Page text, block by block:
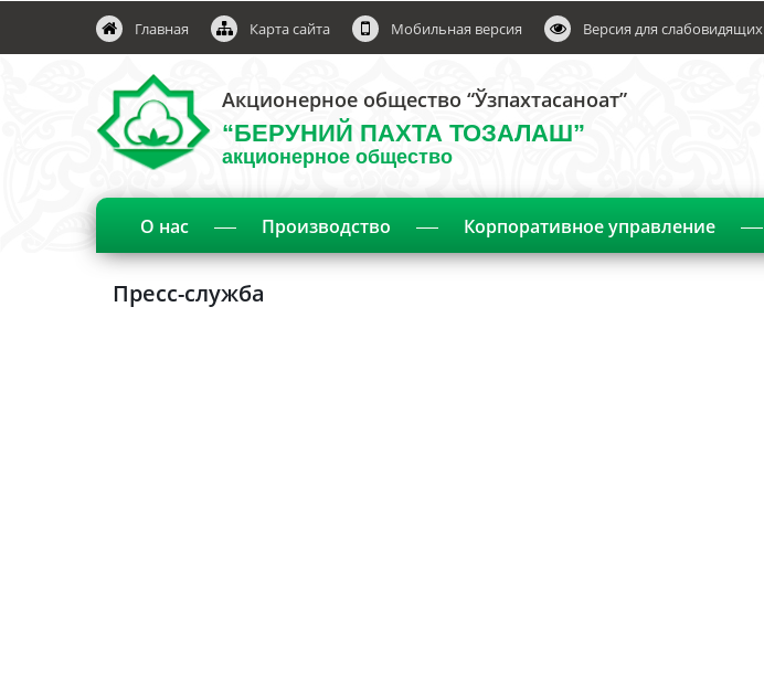
Главная Карта сайта Мобильная версия Версия для слабовидящих
Акционерное общество “Ўзпахтасаноат”
“БЕРУНИЙ ПАХТА ТОЗАЛАШ”
акционерное общество
О нас Производство Корпоративное управление
Пресс-служба